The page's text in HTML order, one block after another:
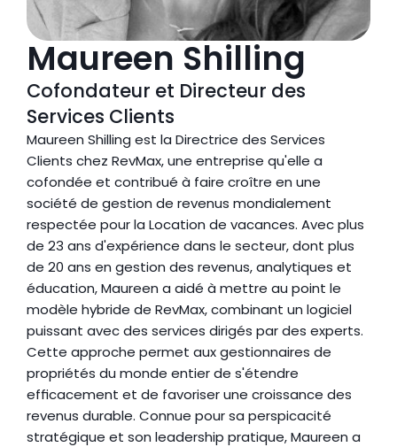
Maureen Shilling
Cofondateur et Directeur des
Services Clients
Maureen Shilling est la Directrice des Services
Clients chez RevMax, une entreprise qu'elle a
cofondée et contribué à faire croître en une
société de gestion de revenus mondialement
respectée pour la Location de vacances. Avec plus
de 23 ans d'expérience dans le secteur, dont plus
de 20 ans en gestion des revenus, analytiques et
éducation, Maureen a aidé à mettre au point le
modèle hybride de RevMax, combinant un logiciel
puissant avec des services dirigés par des experts.
Cette approche permet aux gestionnaires de
propriétés du monde entier de s'étendre
efficacement et de favoriser une croissance des
revenus durable. Connue pour sa perspicacité
stratégique et son leadership pratique, Maureen a